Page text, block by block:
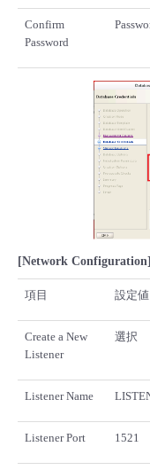
Confirm
Password
[Network Configuration]
項目 設定値
Create a New
Listener
選択
Listener Name
Listener Port 1521